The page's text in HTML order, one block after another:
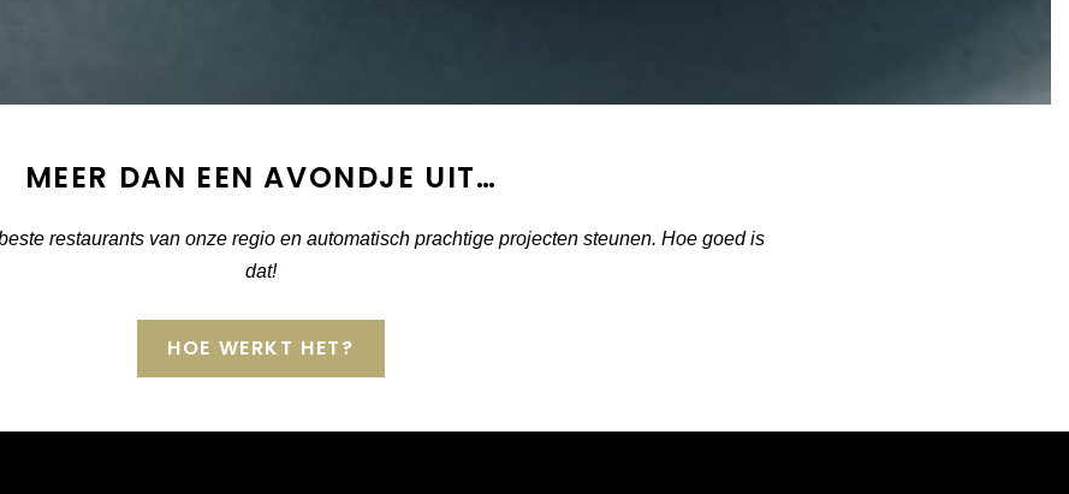
MEER DAN EEN AVONDJE UIT…
restaurants van onze regio en automatisch prachtige projecten steunen. Hoe goed is
dat!
HOE WERKT HET?